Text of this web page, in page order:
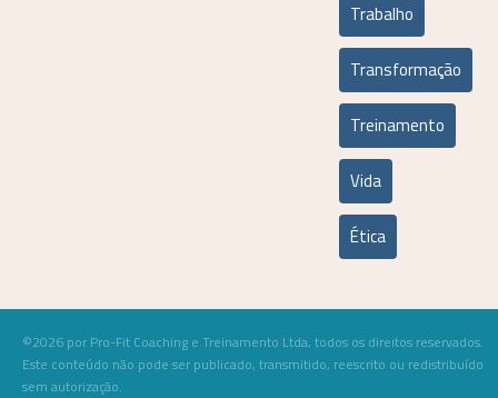
Trabalho
Transformação
Treinamento
Vida
Ética
©2026 por Pro-Fit Coaching e Treinamento Ltda, todos os direitos reservados.
Este conteúdo não pode ser publicado, transmitido, reescrito ou redistribuído
sem autorização.